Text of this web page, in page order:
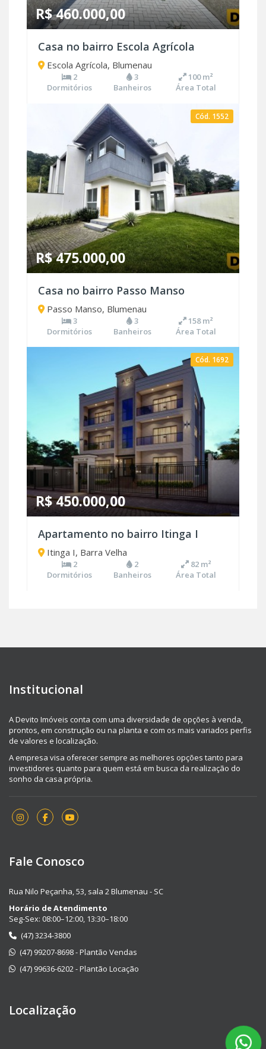
R$ 460.000,00
Casa no bairro Escola Agrícola
Escola Agrícola, Blumenau
2
Dormitórios
3
Banheiros
100 m²
Área Total
Cód. 1552
R$ 475.000,00
Casa no bairro Passo Manso
Passo Manso, Blumenau
3
Dormitórios
3
Banheiros
158 m²
Área Total
Cód. 1692
R$ 450.000,00
Apartamento no bairro Itinga I
Itinga I, Barra Velha
2
Dormitórios
2
Banheiros
82 m²
Área Total
Institucional
A Devito Imóveis conta com uma diversidade de opções à venda,
prontos, em construção ou na planta e com os mais variados perfis
de valores e localização.
A empresa visa oferecer sempre as melhores opções tanto para
investidores quanto para quem está em busca da realização do
sonho da casa própria.
Fale Conosco
Rua Nilo Peçanha, 53, sala 2 Blumenau - SC
Horário de Atendimento
Seg-Sex: 08:00–12:00, 13:30–18:00
(47) 3234-3800
(47) 99207-8698 - Plantão Vendas
(47) 99636-6202 - Plantão Locação
Localização